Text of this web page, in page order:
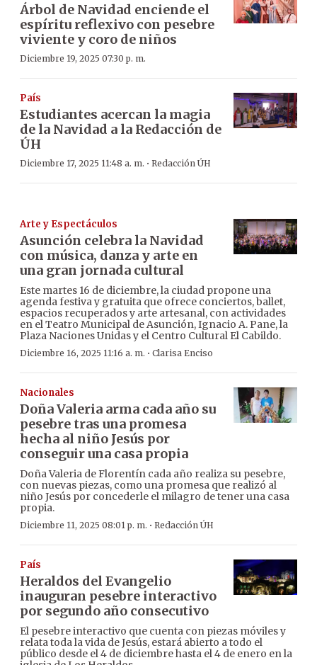
Árbol de Navidad enciende el
espíritu reflexivo con pesebre
viviente y coro de niños
Diciembre 19, 2025 07:30 p. m.
País
Estudiantes acercan la magia
de la Navidad a la Redacción de
ÚH
Diciembre 17, 2025 11:48 a. m. · Redacción ÚH
Arte y Espectáculos
Asunción celebra la Navidad
con música, danza y arte en
una gran jornada cultural
Este martes 16 de diciembre, la ciudad propone una
agenda festiva y gratuita que ofrece conciertos, ballet,
espacios recuperados y arte artesanal, con actividades
en el Teatro Municipal de Asunción, Ignacio A. Pane, la
Plaza Naciones Unidas y el Centro Cultural El Cabildo.
Diciembre 16, 2025 11:16 a. m. · Clarisa Enciso
Nacionales
Doña Valeria arma cada año su
pesebre tras una promesa
hecha al niño Jesús por
conseguir una casa propia
Doña Valeria de Florentín cada año realiza su pesebre,
con nuevas piezas, como una promesa que realizó al
niño Jesús por concederle el milagro de tener una casa
propia.
Diciembre 11, 2025 08:01 p. m. · Redacción ÚH
País
Heraldos del Evangelio
inauguran pesebre interactivo
por segundo año consecutivo
El pesebre interactivo que cuenta con piezas móviles y
relata toda la vida de Jesús, estará abierto a todo el
público desde el 4 de diciembre hasta el 4 de enero en la